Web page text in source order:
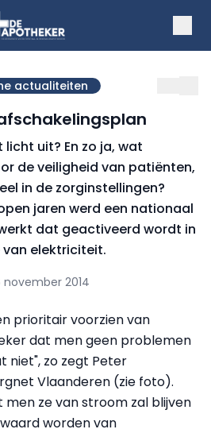
actualiteiten
uit? En zo ja, wat
de veiligheid van patiënten,
in de zorginstellingen?
jaren werd een nationaal
dat geactiveerd wordt in
elektriciteit.
2014
prioritair voorzien van
dat men geen problemen
niet", zo zegt Peter
Vlaanderen (zie foto).
ze van stroom zal blijven
worden van